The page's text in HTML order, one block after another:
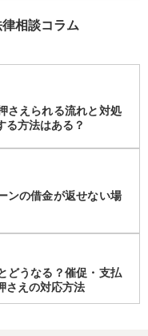
相談コラム
さえられる流れと対処
る方法はある？
ンの借金が返せない場
どうなる？催促・支払
さえの対応方法